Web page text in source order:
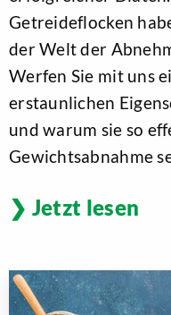
Getreideflocken
der Welt der
Werfen Sie mit uns
erstaunlichen
und warum sie so
Gewichtsabnahme
Jetzt lesen